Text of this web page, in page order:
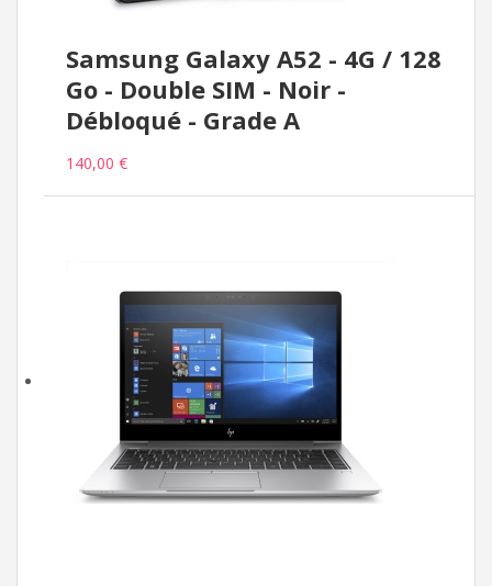
Samsung Galaxy A52 - 4G / 128
Go - Double SIM - Noir -
Débloqué - Grade A
140,00 €